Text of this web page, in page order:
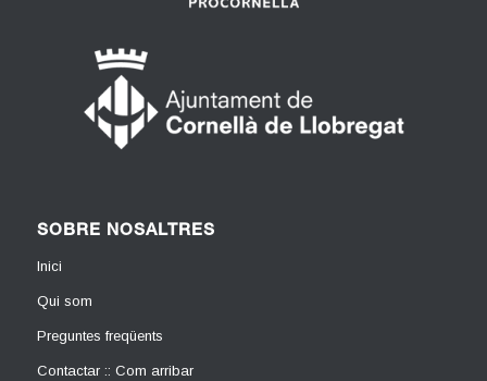
SOBRE NOSALTRES
Inici
Qui som
Preguntes freqüents
Contactar :: Com arribar